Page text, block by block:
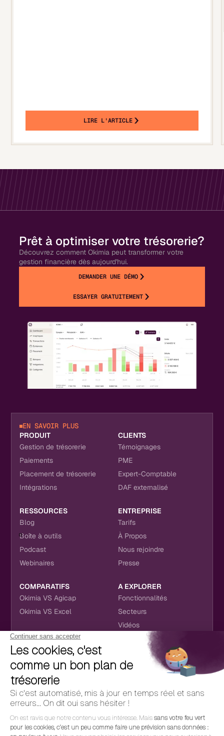
LIRE L'ARTICLE
Prêt à optimiser votre trésorerie?
Découvrez comment Okimia peut transformer votre
gestion financière dès aujourd'hui.
DEMANDER UNE DÉMO
ESSAYER GRATUITEMENT
EN SAVOIR PLUS
PRODUIT
Gestion de trésorerie
Paiements
Placement de trésorerie
Intégrations
CLIENTS
Témoignages
PME
Expert-Comptable
DAF externalisé
RESSOURCES
Blog
Boîte à outils
Podcast
Webinaires
ENTREPRISE
Tarifs
À Propos
Nous rejoindre
Presse
COMPARATIFS
Okimia VS Agicap
Okimia VS Excel
A EXPLORER
Fonctionnalités
Secteurs
Vidéos
NOUS RETROUVER
CONTACT
hello@okimia.com
01 76 50 33 88
RÉSEAUX SOCIAUX
Youtube
Instagram